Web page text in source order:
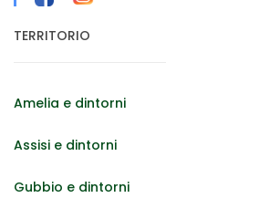
TERRITORIO
Amelia e dintorni
Assisi e dintorni
Gubbio e dintorni